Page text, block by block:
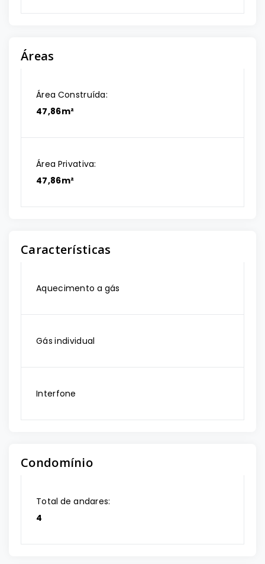
Áreas
Área Construída:
47,86m²
Área Privativa:
47,86m²
Características
Aquecimento a gás
Gás individual
Interfone
Condomínio
Total de andares:
4